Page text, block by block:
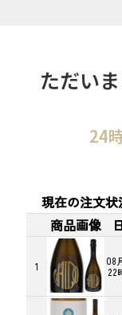
ただい
24